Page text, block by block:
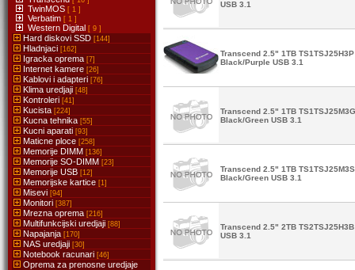
TwinMOS [ 1 ]
Verbatim [ 1 ]
Western Digital [ 9 ]
Hard diskovi SSD [144]
Hladnjaci [162]
Igracka oprema [7]
Internet kamere [26]
Kablovi i adapteri [76]
Klima uredjaji [48]
Kontroleri [41]
Kucista [224]
Kucna tehnika [55]
Kucni aparati [93]
Maticne ploce [258]
Memorije DIMM [136]
Memorije SO-DIMM [23]
Memorije USB [12]
Memorijske kartice [1]
Misevi [94]
Monitori [387]
Mrezna oprema [216]
Multifunkcijski uredjaji [88]
Napajanja [170]
NAS uredjaji [30]
Notebook racunari [46]
Oprema za prenosne uredjaje
USB 3.1
Transcend 2.5" 1TB
Black/Purple USB 3.1
Transcend 2.5" 1TB
Black/Green USB 3.1
Transcend 2.5" 1TB
Black/Green USB 3.1
Transcend 2.5" 2TB
USB 3.1